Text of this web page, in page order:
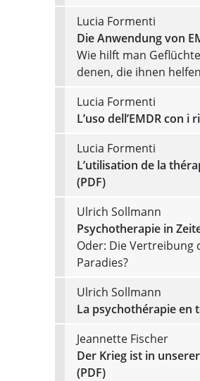
Lucia Formenti
Die Anwendung von
Wie hilft man
denen, die ihnen
Lucia Formenti
L’uso dell’EMDR con i
Lucia Formenti
L’utilisation de la
(PDF)
Ulrich Sollmann
Psychotherapie in
Oder: Die Vertreibung
Paradies?
Ulrich Sollmann
La psychothérapie en
Jeannette Fischer
Der Krieg ist in
(PDF)